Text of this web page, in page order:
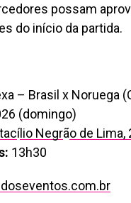
possam
do início da partida.
– Brasil x Noruega
(domingo)
ílio Negrão de Lima,
13h30